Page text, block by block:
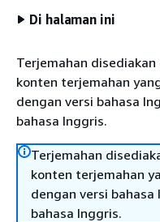
Di halaman ini
Terjemahan
konten terjemahan
dengan versi bahasa
bahasa Inggris.
Terjemahan
konten terjemahan
dengan versi
bahasa Inggris.